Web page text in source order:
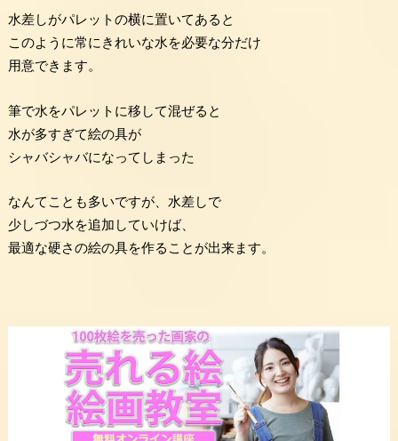
水差しがパレットの横に置いてあると
このように常にきれいな水を必要な分だけ
用意できます。
筆で水をパレットに移して混ぜると
水が多すぎて絵の具が
シャバシャバになってしまった
なんてことも多いですが、水差しで
少しづつ水を追加していけば、
最適な硬さの絵の具を作ることが出来ます。